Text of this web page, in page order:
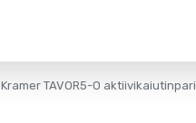
Kramer TAVOR5-O aktiivikaiutinpari